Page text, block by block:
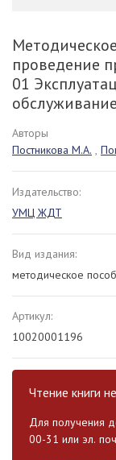
проведение
01
Авторы
Постникова М.А. ,
Издательство:
УМЦ ЖДТ
Вид издания:
методическое
Артикул:
10020001196
Чтение книги
Для получения
00-31 или эл.